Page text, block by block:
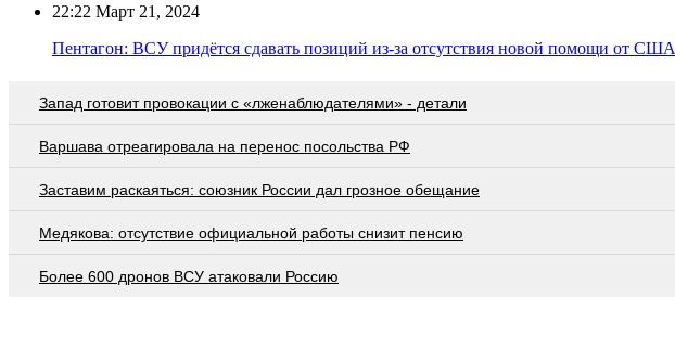
22:22 Март 21, 2024
Пентагон: ВСУ придётся сдавать позиций из-за отсутствия новой помощи от США
Запад готовит провокации с «лженаблюдателями» - детали
Варшава отреагировала на перенос посольства РФ
Заставим раскаяться: союзник России дал грозное обещание
Медякова: отсутствие официальной работы снизит пенсию
Более 600 дронов ВСУ атаковали Россию